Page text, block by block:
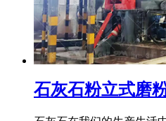
石灰石粉立式磨